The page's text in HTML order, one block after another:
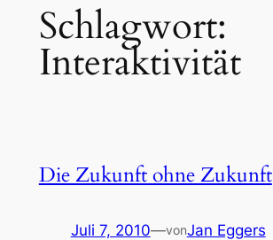
Schlagwort:
Interaktivität
Die Zukunft ohne Zukunft
Juli 7, 2010—vonJan Eggers